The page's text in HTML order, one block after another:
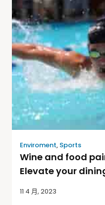
Enviroment, Sports
Wine and food
Elevate your
11 4 月, 2023